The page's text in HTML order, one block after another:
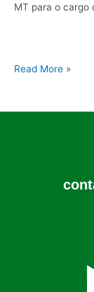
MT para o cargo
Read More »